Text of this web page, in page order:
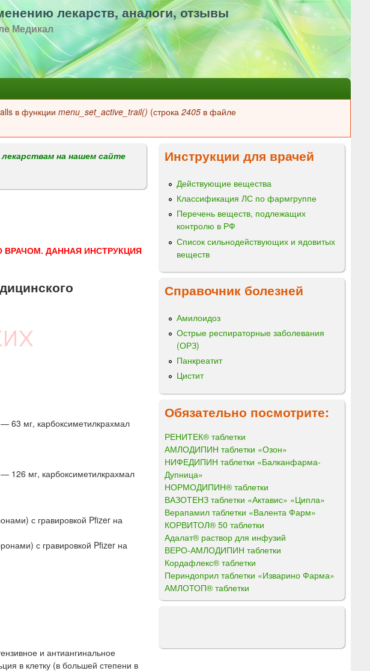
лекарств, аналоги, отзывы
Медикал
в функции menu_set_active_trail() (строка 2405 в файле
на нашем сайте
ДАННАЯ ИНСТРУКЦИЯ
63 мг, карбоксиметилкрахмал
126 мг, карбоксиметилкрахмал
с гравировкой Pfizer на
с гравировкой Pfizer на
и антиангинальное
в клетку (в большей степени в
Инструкции для врачей
Действующие вещества
Классификация ЛС по фармгруппе
Перечень веществ, подлежащих
контролю в РФ
Список сильнодействующих и ядовитых
веществ
Справочник болезней
Амилоидоз
Острые респираторные заболевания
(ОРЗ)
Панкреатит
Цистит
Обязательно посмотрите:
РЕНИТЕК® таблетки
АМЛОДИПИН таблетки «Озон»
НИФЕДИПИН таблетки «Балканфарма-
Дупница»
НОРМОДИПИН® таблетки
ВАЗОТЕНЗ таблетки «Актавис» «Ципла»
Верапамил таблетки «Валента Фарм»
КОРВИТОЛ® 50 таблетки
Адалат® раствор для инфузий
ВЕРО-АМЛОДИПИН таблетки
Кордафлекс® таблетки
Периндоприл таблетки «Изварино Фарма»
АМЛОТОП® таблетки